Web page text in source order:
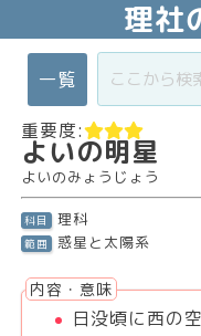
理社
一覧
重要度:
よいの明星
よいのみょうじょう
科目 理科
範囲 惑星と太陽系
内容・意味
日没頃に西の